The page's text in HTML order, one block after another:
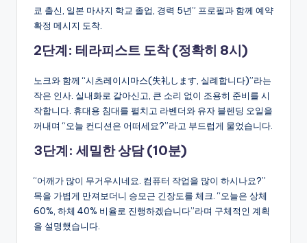
쿄 출신, 일본 마사지 학교 졸업, 경력 5년” 프로필과 함께 예약
확정 메시지 도착.
2단계: 테라피스트 도착 (정확히 8시)
노크와 함께 “시츠레이시마스(失礼します, 실례합니다)”라는
작은 인사. 실내화로 갈아신고, 큰 소리 없이 조용히 준비를 시
작합니다. 휴대용 침대를 펼치고 라벤더와 유자 블렌딩 오일을
꺼내며 “오늘 컨디션은 어떠세요?”라고 부드럽게 물었습니다.
3단계: 세밀한 상담 (10분)
“어깨가 많이 무거우시네요. 컴퓨터 작업을 많이 하시나요?”
목을 가볍게 만져보더니 승모근 긴장도를 체크. “오늘은 상체
60%, 하체 40% 비율로 진행하겠습니다”라며 구체적인 계획
을 설명했습니다.